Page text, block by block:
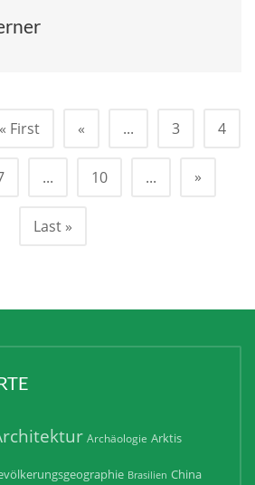
« First « ... 3 4
... 10 ... »
Last »
Archäologie Arktis
Brasilien China